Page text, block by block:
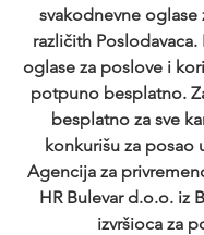
svakodnevne oglase
različith
oglase za poslove i
potpuno besplatno.
besplatno za sve
konkurišu za posao
Agencija za
HR Bulevar d.o.o. iz
izvršioca za